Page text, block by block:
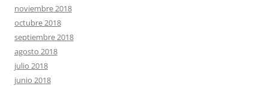
noviembre 2018
octubre 2018
septiembre 2018
agosto 2018
julio 2018
junio 2018